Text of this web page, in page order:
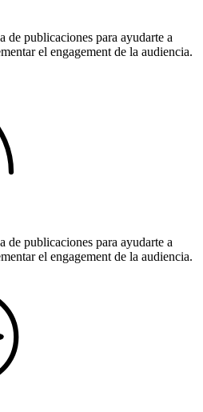
de publicaciones para ayudarte a
el engagement de la audiencia.
de publicaciones para ayudarte a
el engagement de la audiencia.